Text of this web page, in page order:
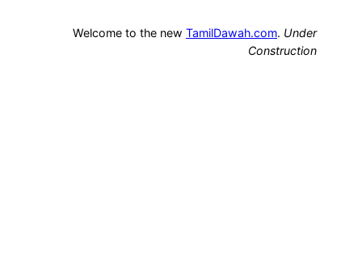
Welcome to the new TamilDawah.com. Under
Construction